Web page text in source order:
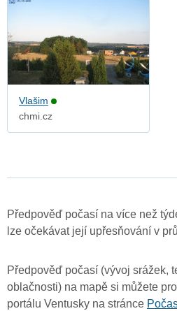
Vlašim
chmi.cz
Předpověď počasí na více než
lze očekávat její upřesňování v
Předpověď počasí (vývoj srážek,
oblačnosti) na mapě si můžete
portálu Ventusky na stránce